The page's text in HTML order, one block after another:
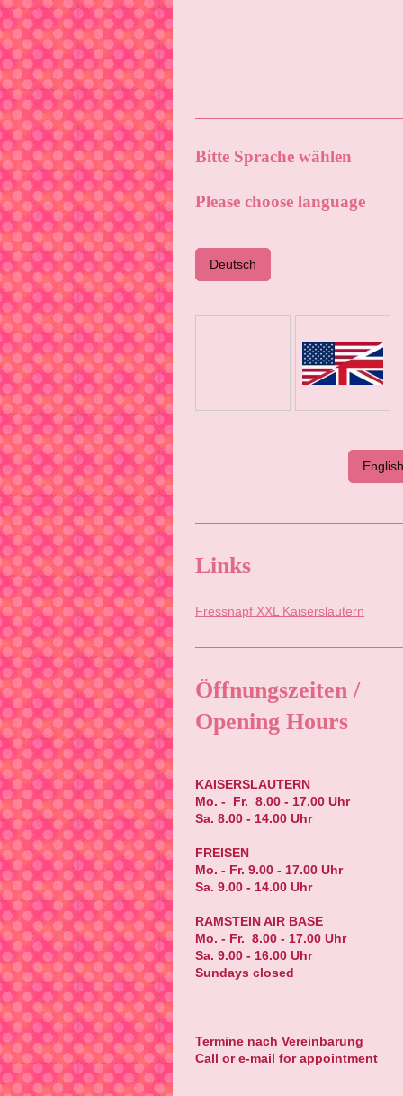
Bitte Sprache wählen
Please choose language
Deutsch
English
Links
Fressnapf XXL Kaiserslautern
Öffnungszeiten /
Opening Hours
KAISERSLAUTERN
Mo. - Fr. 8.00 - 17.00 Uhr
Sa. 8.00 - 14.00 Uhr
FREISEN
Mo. - Fr. 9.00 - 17.00 Uhr
Sa. 9.00 - 14.00 Uhr
RAMSTEIN AIR BASE
Mo. - Fr. 8.00 - 17.00 Uhr
Sa. 9.00 - 16.00 Uhr
Sundays closed
Termine nach Vereinbarung
Call or e-mail for appointment